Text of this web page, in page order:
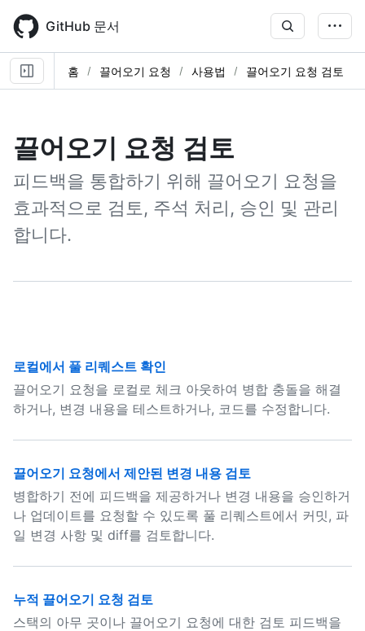
main
content
GitHub 문서
홈 끌어오기 요청 사용법 끌어오기 요청 검토
끌어오기 요청 검토
피드백을 통합하기 위해 끌어오기 요청을
효과적으로 검토, 주석 처리, 승인 및 관리
합니다.
로컬에서 풀 리퀘스트 확인
끌어오기 요청을 로컬로 체크 아웃하여 병합 충돌을 해결
하거나, 변경 내용을 테스트하거나, 코드를 수정합니다.
끌어오기 요청에서 제안된 변경 내용 검토
병합하기 전에 피드백을 제공하거나 변경 내용을 승인하거
나 업데이트를 요청할 수 있도록 풀 리퀘스트에서 커밋, 파
일 변경 사항 및 diff를 검토합니다.
누적 끌어오기 요청 검토
스택의 아무 곳이나 끌어오기 요청에 대한 검토 피드백을